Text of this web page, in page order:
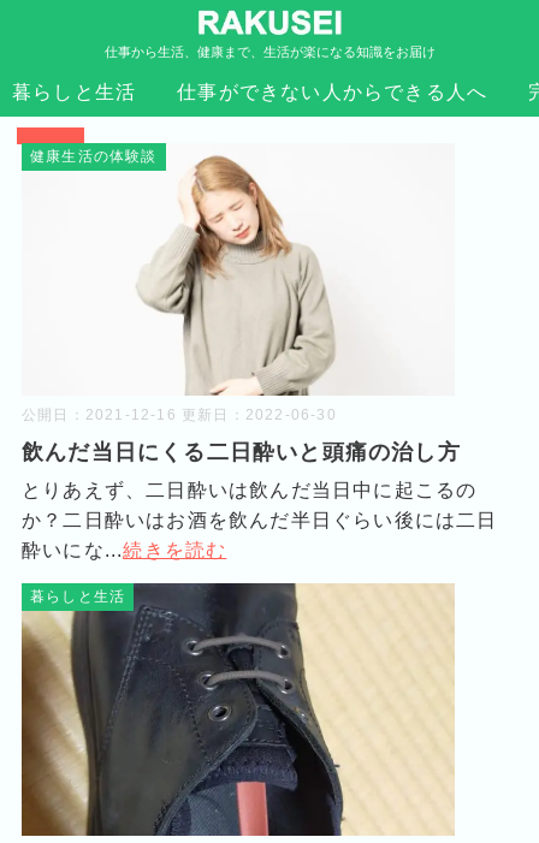
仕事から生活、健康まで、生活が楽になる知識をお届け
暮らしと生活 仕事ができない人からできる人へ
TOP › 2021年
健康生活の体験談
公開日： 2021-12-16 更新日： 2022-06-30
飲んだ当日にくる二日酔いと頭痛の治し方
とりあえず、二日酔いは飲んだ当日中に起こるの
か？二日酔いはお酒を飲んだ半日ぐらい後には二日
酔いにな...続きを読む
暮らしと生活